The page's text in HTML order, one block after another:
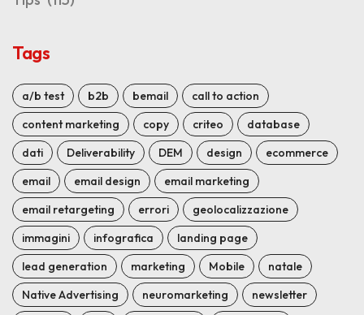
Tags
a/b test b2b bemail
call to action
content marketing
copy criteo
database
dati
Deliverability DEM design
ecommerce
email
email design
email marketing
email retargeting
errori
geolocalizzazione
immagini
infografica
landing page
lead generation
marketing Mobile
natale
Native Advertising
neuromarketing
newsletter